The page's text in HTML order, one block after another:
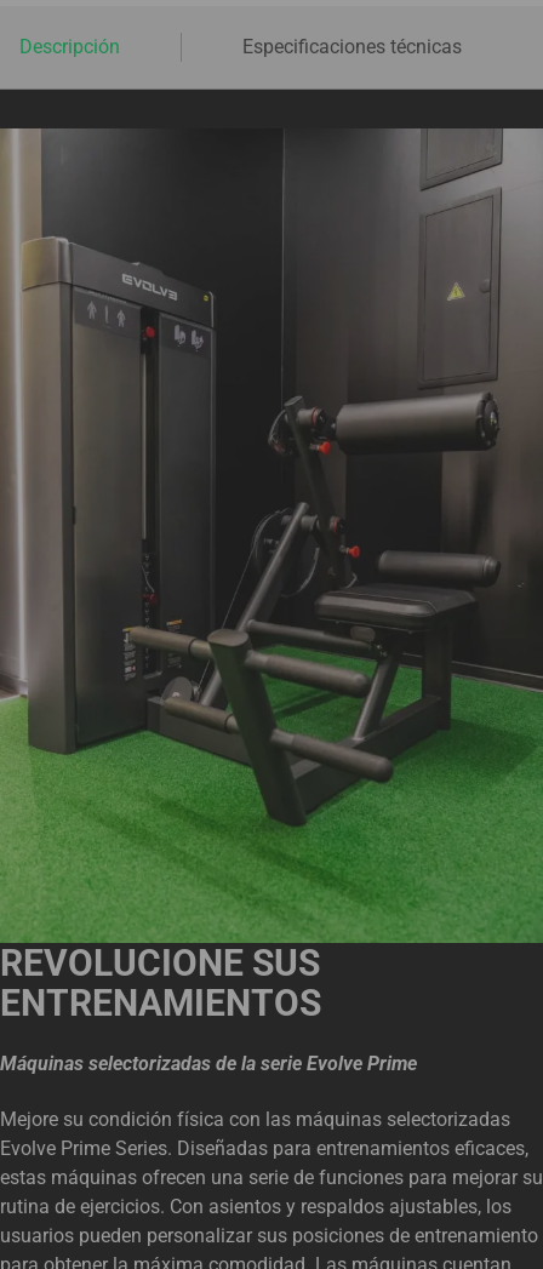
Descripción Especificaciones técnicas
REVOLUCIONE SUS
ENTRENAMIENTOS
Máquinas selectorizadas de la serie Evolve Prime
Mejore su condición física con las máquinas selectorizadas
Evolve Prime Series. Diseñadas para entrenamientos eficaces,
estas máquinas ofrecen una serie de funciones para mejorar su
rutina de ejercicios. Con asientos y respaldos ajustables, los
usuarios pueden personalizar sus posiciones de entrenamiento